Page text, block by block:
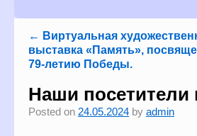
← Виртуальная
выставка «Память»,
79-летию Победы.
Наши
Posted on 24.05.2024 by admin